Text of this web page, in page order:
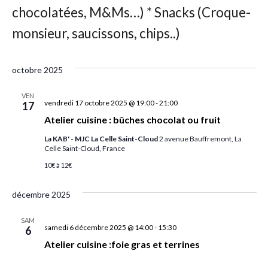
octobre 2025
VEN
17
Atelier cuisine : bûches chocolat ou fruit
vendredi 17 octobre 2025 @ 19:00-21:00
La KAB' - MJC La Celle Saint-Cloud2 avenue Bauffremont, La
Celle Saint-Cloud, France
10€ à 12€
décembre 2025
SAM
6
Atelier cuisine :foie gras et terrines
samedi 6 décembre 2025 @ 14:00- 15:30